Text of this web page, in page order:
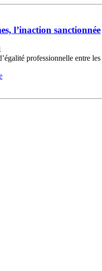
l’inaction sanctionnée
professionnelle entre